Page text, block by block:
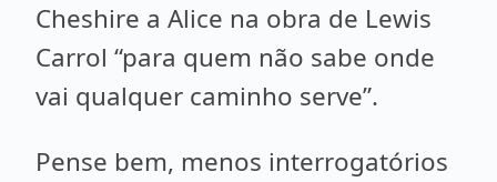
Cheshire a Alice na obra de Lewis
Carrol “para quem não sabe onde
vai qualquer caminho serve”.
Pense bem, menos interrogatórios